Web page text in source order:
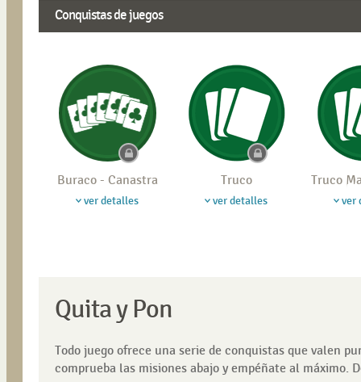
Conquistas de juegos
Buraco - Canastra
ver detalles
Truco
ver detalles
Truco
ver
Quita y Pon
Todo juego ofrece una serie de conquistas que valen
comprueba las misiones abajo y empéñate al máximo.